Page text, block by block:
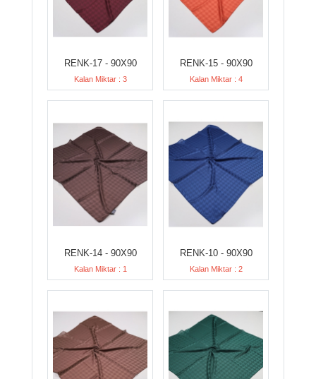
RENK-17 - 90X90
Kalan Miktar : 3
RENK-15 - 90X90
Kalan Miktar : 4
RENK-14 - 90X90
Kalan Miktar : 1
RENK-10 - 90X90
Kalan Miktar : 2